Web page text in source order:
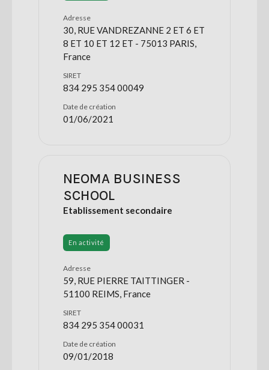
Adresse
30, RUE VANDREZANNE 2 ET 6 ET
8 ET 10 ET 12 ET - 75013 PARIS,
France
SIRET
834 295 354 00049
Date de création
01/06/2021
NEOMA BUSINESS
SCHOOL
Etablissement secondaire
En activité
Adresse
59, RUE PIERRE TAITTINGER -
51100 REIMS, France
SIRET
834 295 354 00031
Date de création
09/01/2018